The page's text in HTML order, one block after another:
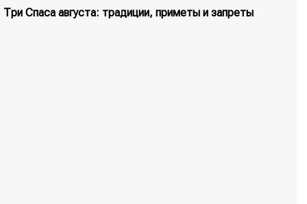
Три Спаса августа: традиции, приметы и запреты